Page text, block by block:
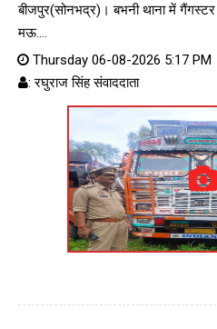
बीजपुर(सोनभद्र)। बभनी थाना में
मऊ....
Thursday 06-08-2026 5:17 PM
: रघुराज सिंह संवाददाता